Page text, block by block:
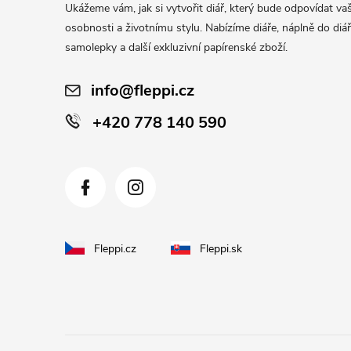
Ukážeme vám, jak si vytvořit diář, který bude odpovídat
osobnosti a životnímu stylu. Nabízíme diáře, náplně do
samolepky a další exkluzivní papírenské zboží.
info@fleppi.cz
+420 778 140 590
Fleppi.cz Fleppi.sk